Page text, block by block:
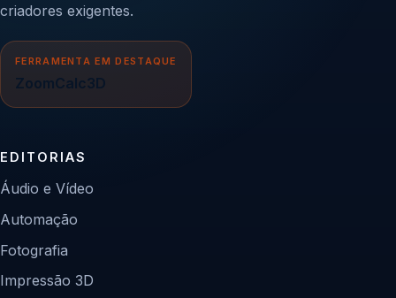
criadores exigentes.
FERRAMENTA EM DESTAQUE
ZoomCalc3D
EDITORIAS
Áudio e Vídeo
Automação
Fotografia
Impressão 3D